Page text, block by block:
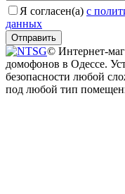
Я согласен(a) с
данных
Отправить
© Интернет-
домофонов в Одессе.
безопасности любой
под любой тип